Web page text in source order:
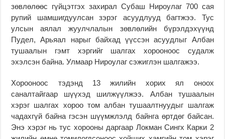
зөвлөлөөс гүйцэтгэх захирал Субаш Нироулаг 700 сая
рупий шамшигдуулсан зэрэг асуудлууд багтжээ. Тус
улсын аялал жуулчлалын зөвлөлийн бүрэлдэхүүнд
Пудел, Арьяал нарыг байхад үүссэн асуудлыг Албан
тушаалын гэмт хэргийг шалгах хорооноос судалж
эхэлсэн байна. Улмаар Нироулаг сэжиглэн шалгажээ.
Хорооноос тэдэнд 13 жилийн хорих ял оноох
саналтайгаар шүүхэд шилжүүлжээ. Албан тушаалын
хэрэг шалгах хороо том албан тушаалтнуудыг шалгаж
чадахгүй байна гэсэн шүүмжлэлд байнга өртдөг байсан.
Энэ хэрэг нь тус хорооны даргаар Локман Сингх Карки 2